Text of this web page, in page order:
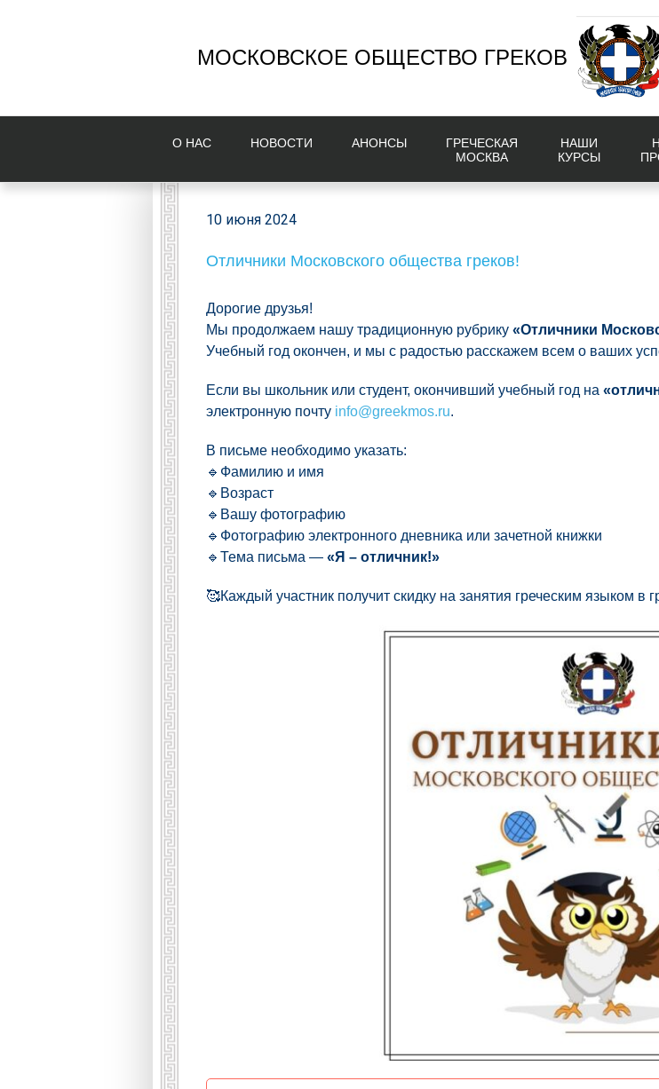
МОСКОВСКОЕ ОБЩЕСТВО ГРЕКОВ
О НAС НОВОСТИ AНОНСЫ
ГРЕЧЕСКАЯ
МОСКВА
НАШИ
КУРСЫ
10 июня 2024
Отличники Московского общества греков!
Дорогие друзья!
Мы продолжаем нашу традиционную рубрику «‎Отличники
Учебный год окончен, и мы с радостью расскажем всем о ваших
Если вы школьник или студент, окончивший учебный год на
электронную почту info@greekmos.ru.
В письме необходимо указать:
🔹Фамилию и имя
🔹Возраст
🔹Вашу фотографию
🔹Фотографию электронного дневника или зачетной книжки
🔹Тема письма — «Я – отличник!»
🥰Каждый участник получит скидку на занятия греческим языком в